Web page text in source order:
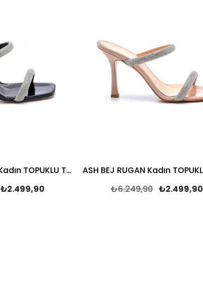
ASH SİYAH RUGAN Kadın TOPUKLU TERLİK
₺2.499,90
₺2.499,90
₺6.249,90